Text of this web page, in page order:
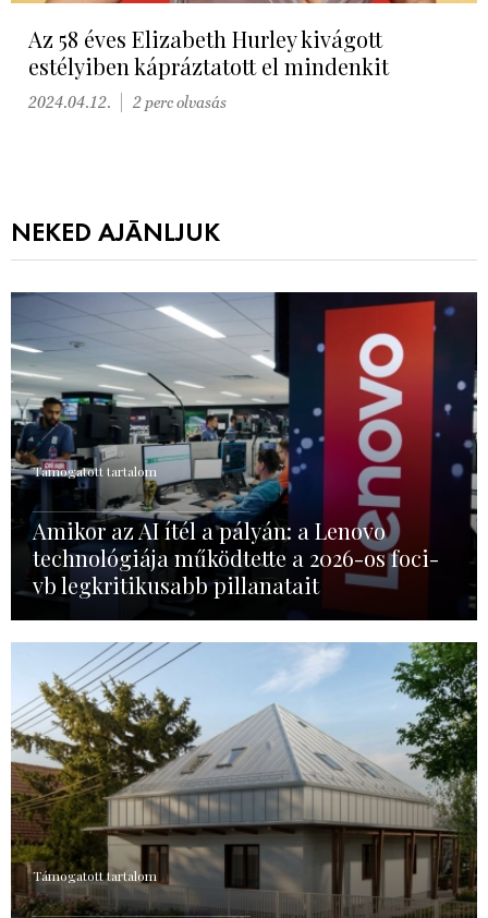
Az 58 éves Elizabeth Hurley kivágott
estélyiben kápráztatott el mindenkit
2024.04.12. 2 perc olvasás
NEKED AJÁNLJUK
Támogatott tartalom
Amikor az AI ítél a pályán: a Lenovo
technológiája működtette a 2026-os foci-
vb legkritikusabb pillanatait
Támogatott tartalom